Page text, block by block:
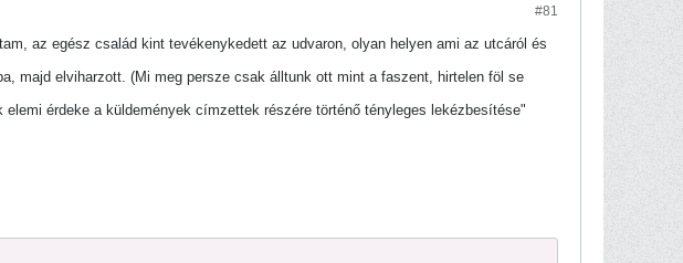
#81
az egész család kint tevékenykedett az udvaron, olyan helyen ami az utcáról és
majd elviharzott. (Mi meg persze csak álltunk ott mint a faszent, hirtelen föl se
érdeke a küldemények címzettek részére történő tényleges lekézbesítése"